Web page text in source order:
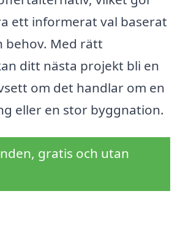
ett informerat val baserat
behov. Med rätt
ditt nästa projekt bli en
om det handlar om en
eller en stor byggnation.
gratis och utan